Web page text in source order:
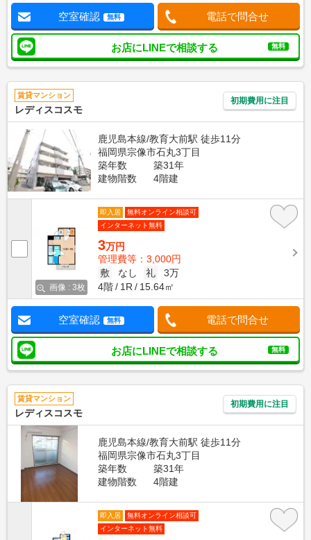
空室確認 無料 電話で問合せ
お店にLINEで相談する 無料
賃貸マンション
レディスコスモ
初期費用に注目
鹿児島本線/教育大前駅 徒歩11分
福岡県宗像市石丸3丁目
築年数
築31年
建物階数
4階建
画像 : 3枚
即入居
無料オンライン相談可
インターネット無料
3万円
管理費等：3,000円
敷
なし 礼
3万
4階
1R 15.64㎡
空室確認 無料 電話で問合せ
お店にLINEで相談する 無料
賃貸マンション
レディスコスモ
初期費用に注目
鹿児島本線/教育大前駅 徒歩11分
福岡県宗像市石丸3丁目
築年数
築31年
建物階数
4階建
即入居
無料オンライン相談可
インターネット無料